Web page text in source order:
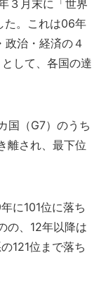
３月末に「世界
た。これは06年
政治・経済の４
して、各国の達
国（G7）のうち
離され、最下位
に101位に落ち
の、12年以降は
121位まで落ち